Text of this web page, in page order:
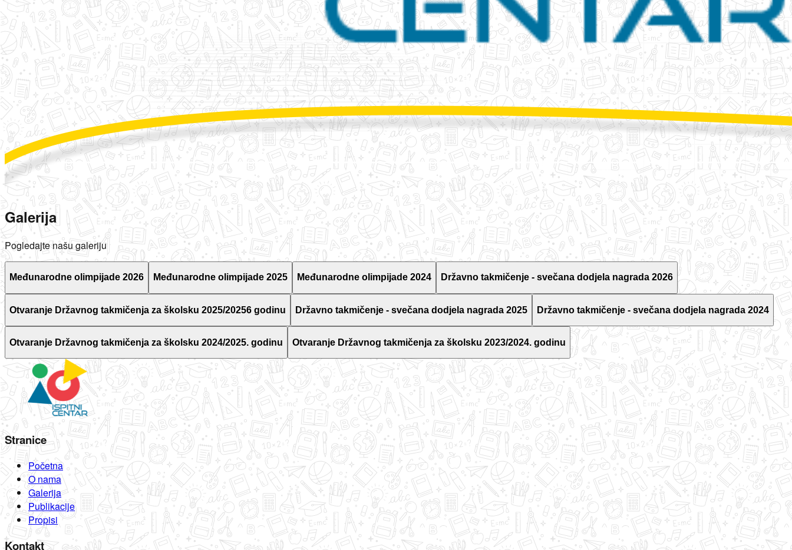
Galerija
Pogledajte našu galeriju
Međunarodne olimpijade 2026 Međunarodne olimpijade 2025 Međunarodne olimpijade 2024 Državno takmičenje - svečana dodjela nagrada 2026
Otvaranje Državnog takmičenja za školsku 2025/20256 godinu Državno takmičenje - svečana dodjela nagrada 2025 Državno takmičenje - svečana dodjela nagrada 2024
Otvaranje Državnog takmičenja za školsku 2024/2025. godinu Otvaranje Državnog takmičenja za školsku 2023/2024. godinu
Stranice
Početna
O nama
Galerija
Publikacije
Propisi
Kontakt